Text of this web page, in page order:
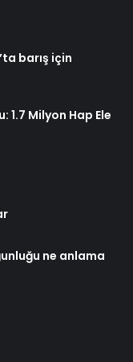
barış için
1.7 Milyon Hap Ele
ne anlama